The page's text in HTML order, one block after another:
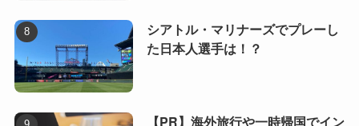
シアトル・マリナーズでプレーし
た日本人選手は！？
【PR】海外旅行や一時帰国でイン